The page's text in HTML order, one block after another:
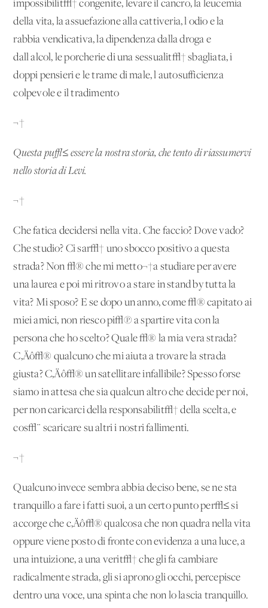
impossibilit√† congenite, levare il cancro, la leucemia
della vita, la assuefazione alla cattiveria, l'odio e la
rabbia vendicativa, la dipendenza dalla droga e
dall'alcol, le porcherie di una sessualit√† sbagliata, i
doppi pensieri e le trame di male, l'autosufficienza
colpevole e il tradimento
¬†
Questa pu√≤ essere la nostra storia, che tento di riassumervi
nello storia di Levi.
¬†
Che fatica decidersi nella vita. Che faccio? Dove vado?
Che studio? Ci sar√† uno sbocco positivo a questa
strada? Non √® che mi metto¬†a studiare per avere
una laurea e poi mi ritrovo a stare in stand by tutta la
vita? Mi sposo? E se dopo un anno, come √® capitato ai
miei amici, non riesco pi√π a spartire vita con la
persona che ho scelto? Quale √® la mia vera strada?
C‚Äô√® qualcuno che mi aiuta a trovare la strada
giusta? C‚Äô√® un satellitare infallibile? Spesso forse
siamo in attesa che sia qualcun altro che decide per noi,
per non caricarci della responsabilit√† della scelta, e
cos√¨ scaricare su altri i nostri fallimenti.
¬†
Qualcuno invece sembra abbia deciso bene, se ne sta
tranquillo a fare i fatti suoi, a un certo punto per√≤ si
accorge che c‚Äô√® qualcosa che non quadra nella vita
oppure viene posto di fronte con evidenza a una luce, a
una intuizione, a una verit√† che gli fa cambiare
radicalmente strada, gli si aprono gli occhi, percepisce
dentro una voce, una spinta che non lo lascia tranquillo.